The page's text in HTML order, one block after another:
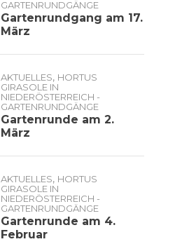
GARTENRUNDGÄNGE
Gartenrundgang am 17.
März
AKTUELLES, HORTUS
GIRASOLE IN
NIEDERÖSTERREICH -
GARTENRUNDGÄNGE
Gartenrunde am 2.
März
AKTUELLES, HORTUS
GIRASOLE IN
NIEDERÖSTERREICH -
GARTENRUNDGÄNGE
Gartenrunde am 4.
Februar